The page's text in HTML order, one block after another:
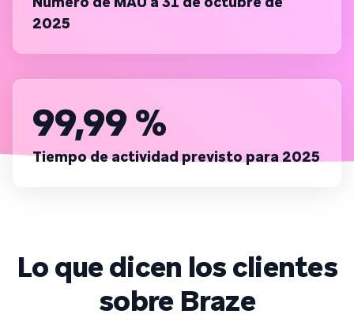
2025
99,99 %
Tiempo de actividad previsto para 2025
Lo que dicen los clientes
sobre Braze